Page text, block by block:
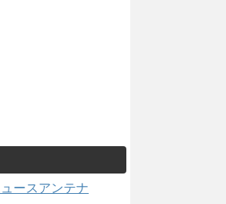
ースアンテナ